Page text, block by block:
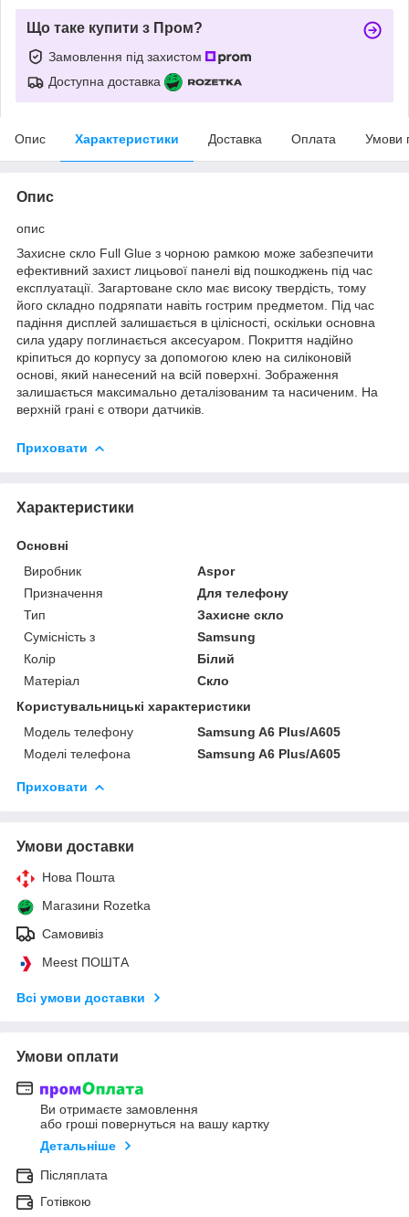
Що таке купити з Пром?
Замовлення під захистом
Доступна доставка
Опис Характеристики Доставка Оплата Умови
Опис
опис
Захисне скло Full Glue з чорною рамкою може забезпечити
ефективний захист лицьової панелі від пошкоджень під час
експлуатації. Загартоване скло має високу твердість, тому
його складно подряпати навіть гострим предметом. Під час
падіння дисплей залишається в цілісності, оскільки основна
сила удару поглинається аксесуаром. Покриття надійно
кріпиться до корпусу за допомогою клею на силіконовій
основі, який нанесений на всій поверхні. Зображення
залишається максимально деталізованим та насиченим. На
верхній грані є отвори датчиків.
Приховати
Характеристики
Основні
Виробник
Aspor
Призначення
Для телефону
Тип
Захисне скло
Сумісність з
Samsung
Колір
Білий
Матеріал
Скло
Користувальницькі характеристики
Модель телефону
Samsung A6 Plus/A605
Моделі телефона
Samsung A6 Plus/A605
Приховати
Умови доставки
Нова Пошта
Магазини Rozetka
Самовивіз
Meest ПОШТА
Всі умови доставки
Умови оплати
Ви отримаєте замовлення
або гроші повернуться на вашу картку
Детальніше
Післяплата
Готівкою